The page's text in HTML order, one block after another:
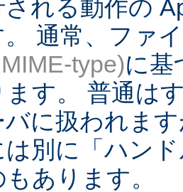
される動作の
通常、ファ
MIME-type)に基
ます。 普通は
に扱われま
は別に「ハン
あります。